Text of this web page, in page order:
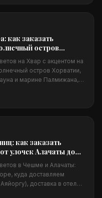
как заказать
остров
на Хвар с акцентом на
остров Хорватии,
и марине Палмижана,
солёному климату, цены в
как заказать
улочек Алачаты до
в Чешме и Алачаты:
куда доставляем
доставка в отели,